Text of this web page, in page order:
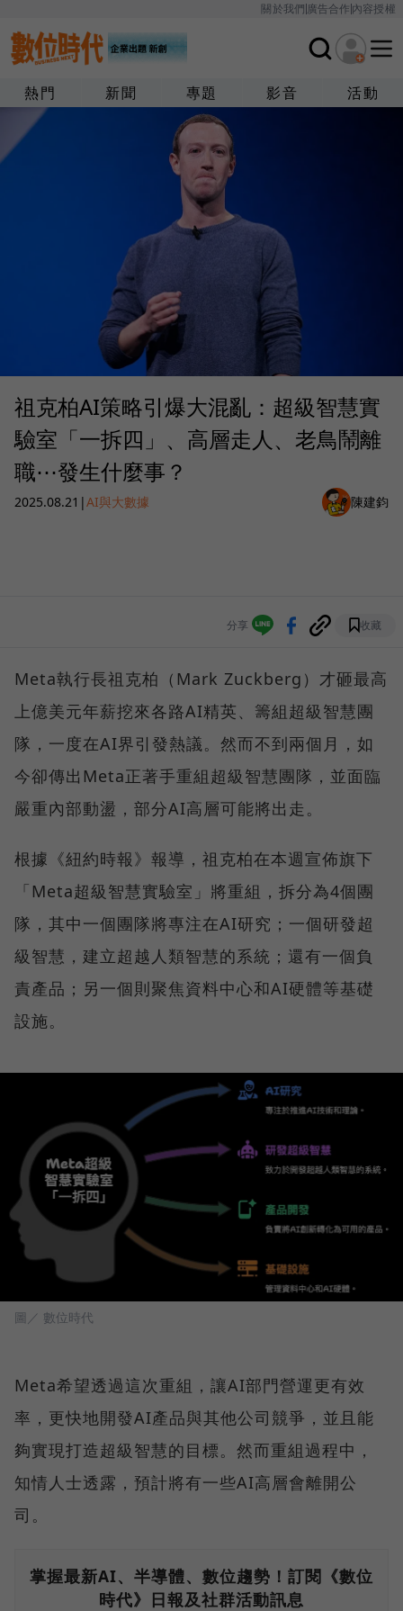
關於我們廣告合作內容授權
熱門 新聞 專題 影音 活動
祖克柏AI策略引爆大混亂：超級智慧實
驗室「一拆四」、高層走人、老鳥鬧離
職⋯發生什麼事？
2025.08.21 |AI與大數據 陳建鈞
分享 收藏
Meta執行長祖克柏（Mark Zuckberg）才砸最高
上億美元年薪挖來各路AI精英、籌組超級智慧團
隊，一度在AI界引發熱議。然而不到兩個月，如
今卻傳出Meta正著手重組超級智慧團隊，並面臨
嚴重內部動盪，部分AI高層可能將出走。
根據《紐約時報》報導，祖克柏在本週宣佈旗下
「Meta超級智慧實驗室」將重組，拆分為4個團
隊，其中一個團隊將專注在AI研究；一個研發超
級智慧，建立超越人類智慧的系統；還有一個負
責產品；另一個則聚焦資料中心和AI硬體等基礎
設施。
圖／ 數位時代
Meta希望透過這次重組，讓AI部門營運更有效
率，更快地開發AI產品與其他公司競爭，並且能
夠實現打造超級智慧的目標。然而重組過程中，
知情人士透露，預計將有一些AI高層會離開公
司。
掌握最新AI、半導體、數位趨勢！訂閱《數位
時代》日報及社群活動訊息